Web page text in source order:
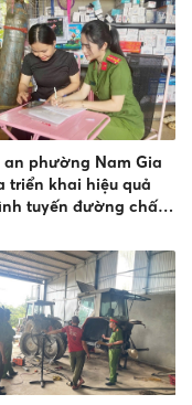
an phường Nam Gia
triển khai hiệu quả
tuyến đường chấp
thông